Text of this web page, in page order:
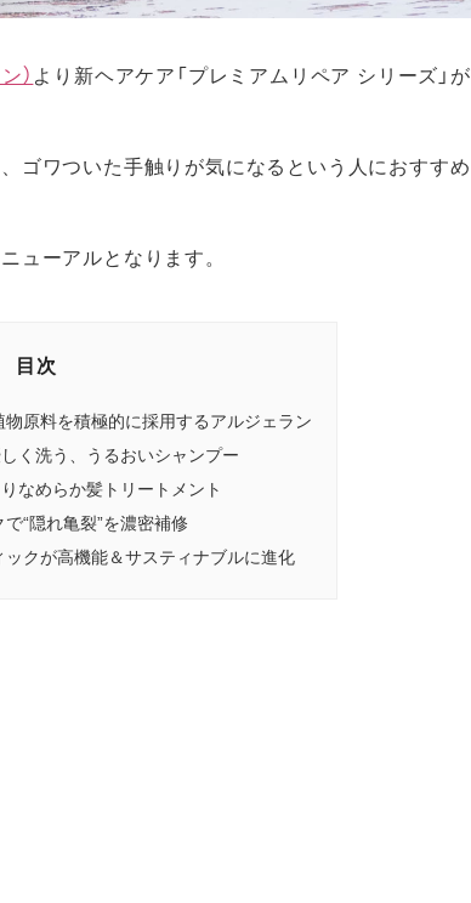
） より新ヘアケア「プレミアムリペア シリーズ」が
ゴワついた手触りが気になるという人におすすめ
ューアルとなります。
目次
原料を積極的に採用するアルジェラン
く洗う、うるおいシャンプー
なめらか髪トリートメント
“隠れ亀裂”を濃密補修
クが高機能＆サスティナブルに進化